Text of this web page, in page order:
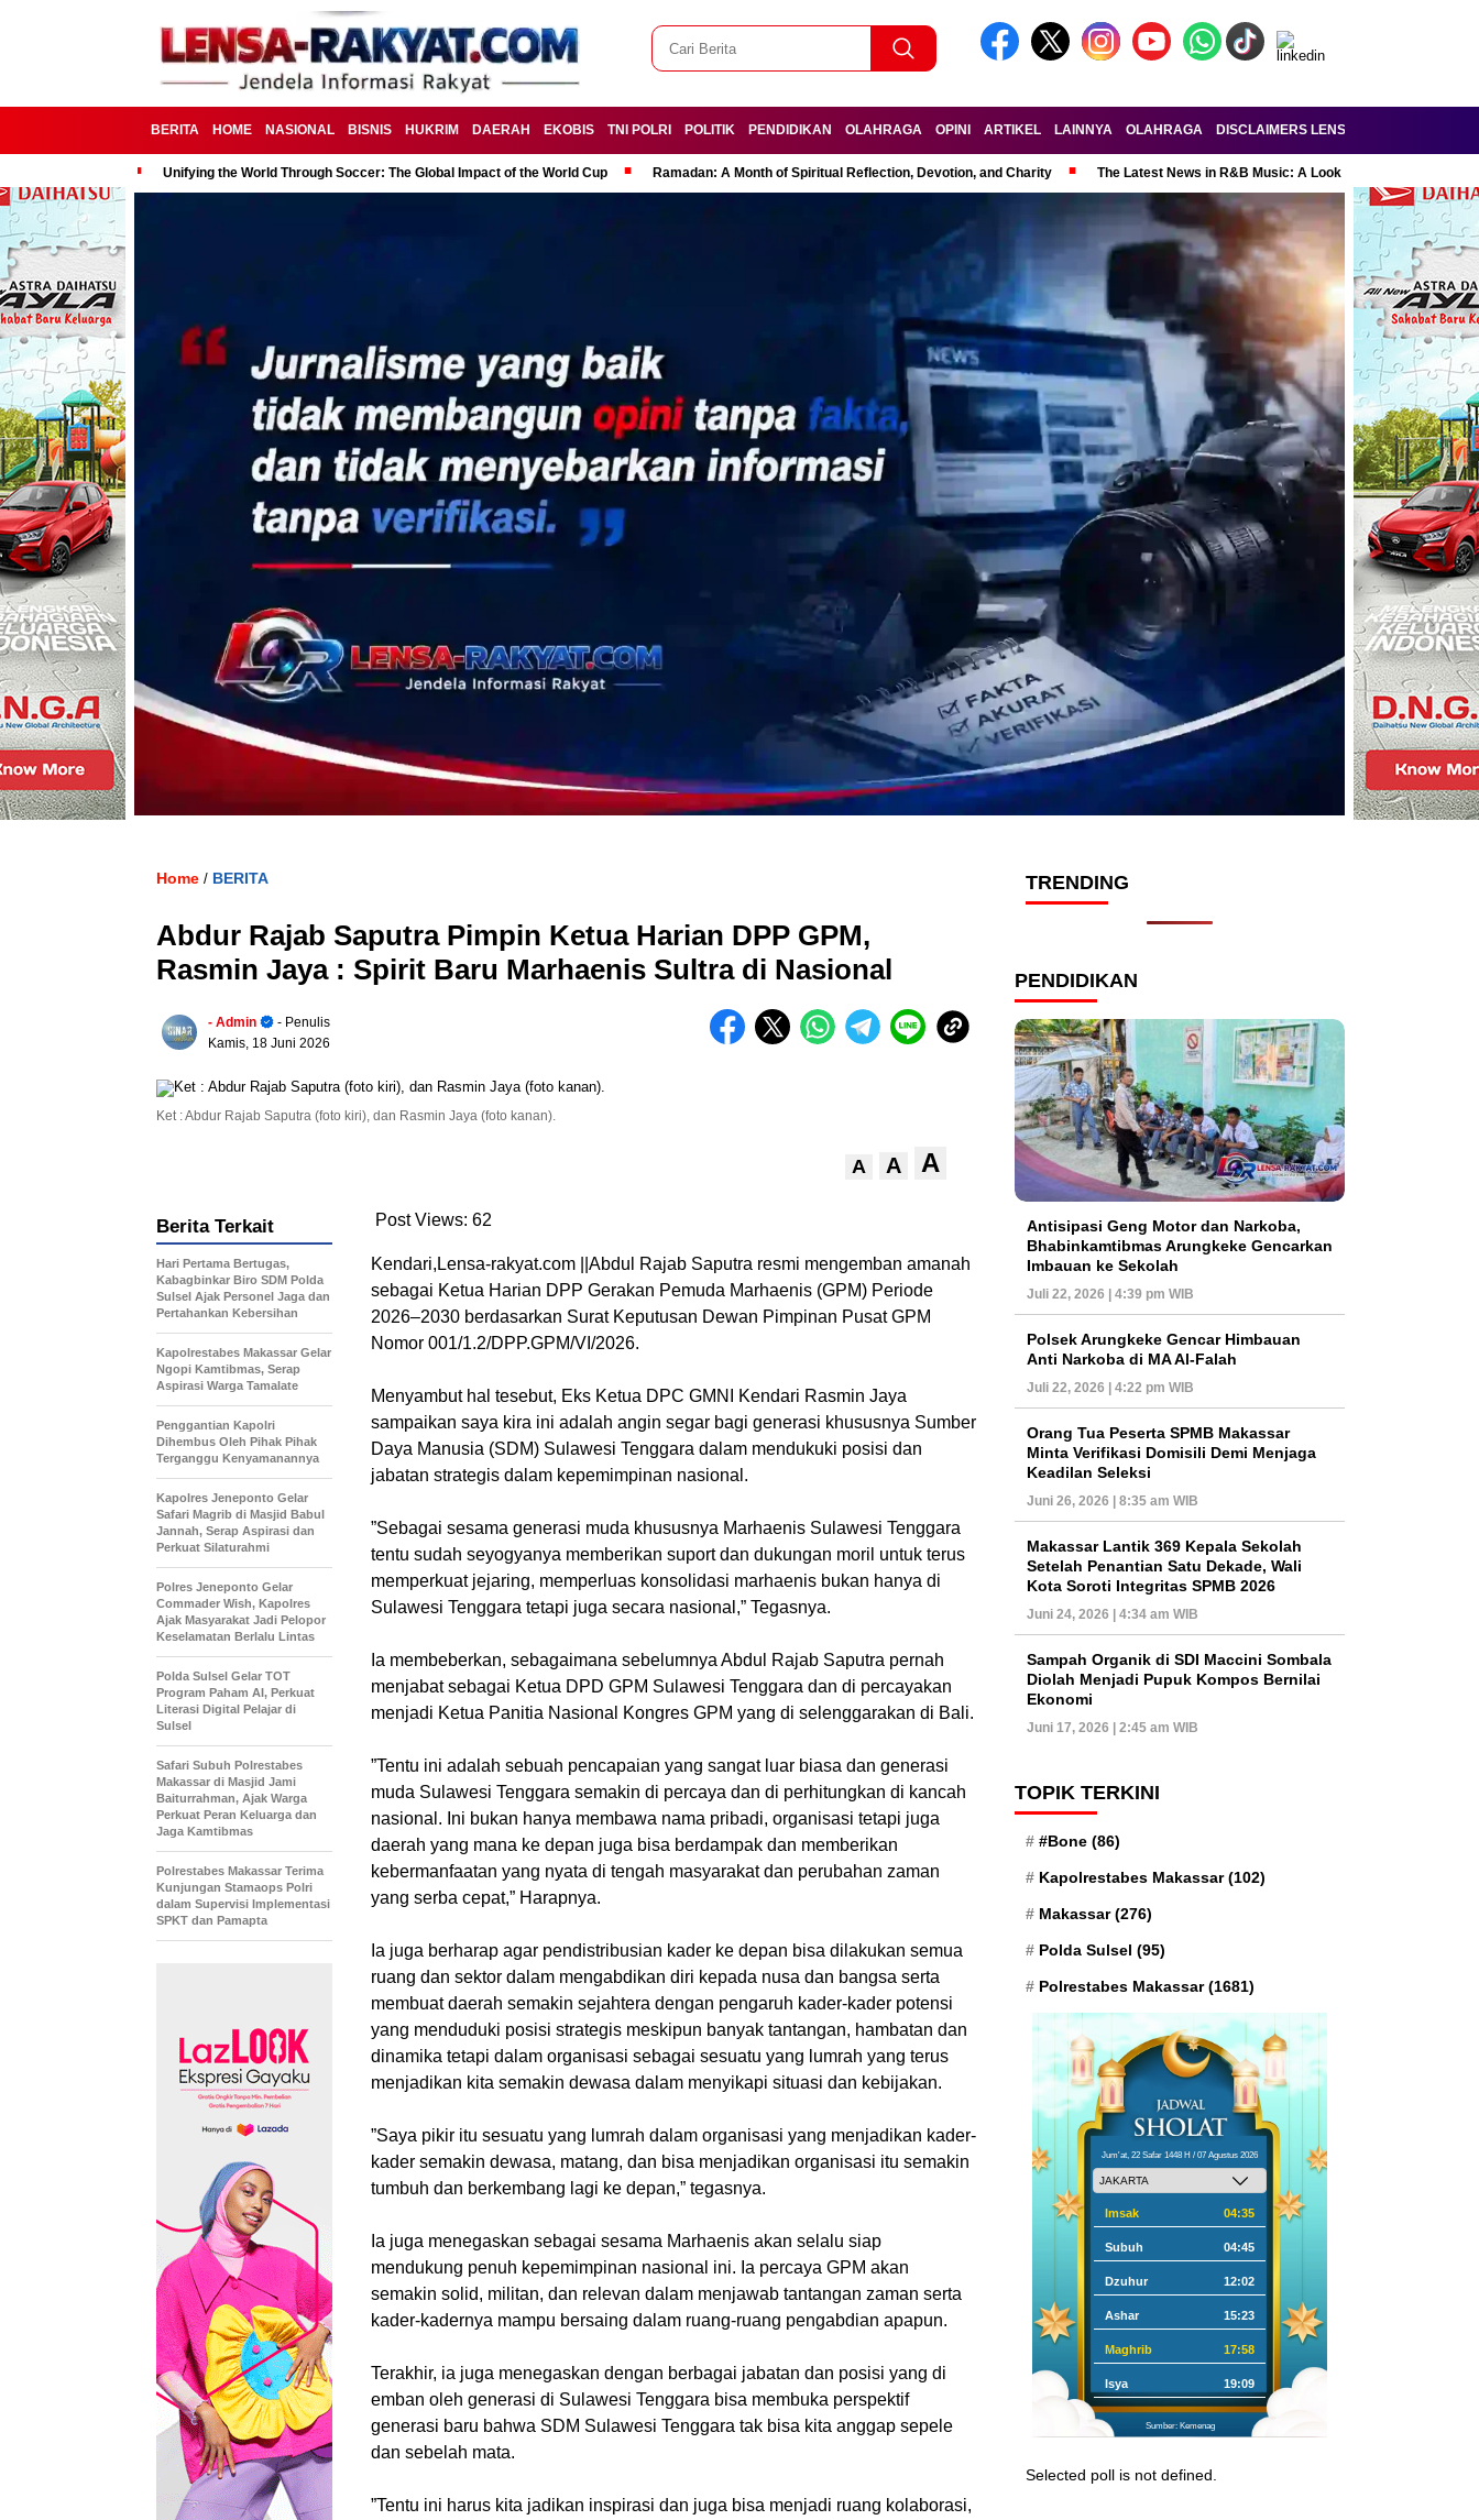
BERITA HOME NASIONAL BISNIS HUKRIM DAERAH EKOBIS TNI POLRI POLITIK PENDIDIKAN OLAHRAGA OPINI ARTIKEL LAINNYA OLAHRAGA DISCLAIMERS LENSA-RAKYAT.COM
Unifying the World Through Soccer: The Global Impact of the World Cup Ramadan: A Month of Spiritual Reflection, Devotion, and Charity The Latest News in R&B Music: A Look at Super Bowl
Home / BERITA
‎Abdur Rajab Saputra Pimpin Ketua Harian DPP GPM,
Rasmin Jaya : Spirit Baru Marhaenis Sultra di Nasional
- Admin
- Penulis
Kamis, 18 Juni 2026
Ket : Abdur Rajab Saputra (foto kiri), dan Rasmin Jaya (foto kanan).
A A A
Post Views: 62
Kendari,Lensa-rakyat.com ||Abdul Rajab Saputra resmi mengemban amanah
sebagai Ketua Harian DPP Gerakan Pemuda Marhaenis (GPM) Periode
2026–2030 berdasarkan Surat Keputusan Dewan Pimpinan Pusat GPM
Nomor 001/1.2/DPP.GPM/VI/2026.
‎Menyambut hal tesebut, Eks Ketua DPC GMNI Kendari Rasmin Jaya
sampaikan saya kira ini adalah angin segar bagi generasi khususnya Sumber
Daya Manusia (SDM) Sulawesi Tenggara dalam mendukuki posisi dan
jabatan strategis dalam kepemimpinan nasional.
‎”Sebagai sesama generasi muda khususnya Marhaenis Sulawesi Tenggara
tentu sudah seyogyanya memberikan suport dan dukungan moril untuk terus
memperkuat jejaring, memperluas konsolidasi marhaenis bukan hanya di
Sulawesi Tenggara tetapi juga secara nasional,” Tegasnya.
‎Ia membeberkan, sebagaimana sebelumnya Abdul Rajab Saputra pernah
menjabat sebagai Ketua DPD GPM Sulawesi Tenggara dan di percayakan
menjadi Ketua Panitia Nasional Kongres GPM yang di selenggarakan di Bali.
‎”Tentu ini adalah sebuah pencapaian yang sangat luar biasa dan generasi
muda Sulawesi Tenggara semakin di percaya dan di perhitungkan di kancah
nasional. Ini bukan hanya membawa nama pribadi, organisasi tetapi juga
daerah yang mana ke depan juga bisa berdampak dan memberikan
kebermanfaatan yang nyata di tengah masyarakat dan perubahan zaman
yang serba cepat,” Harapnya.
‎Ia juga berharap agar pendistribusian kader ke depan bisa dilakukan semua
ruang dan sektor dalam mengabdikan diri kepada nusa dan bangsa serta
membuat daerah semakin sejahtera dengan pengaruh kader-kader potensi
yang menduduki posisi strategis meskipun banyak tantangan, hambatan dan
dinamika tetapi dalam organisasi sebagai sesuatu yang lumrah yang terus
menjadikan kita semakin dewasa dalam menyikapi situasi dan kebijakan.
‎”Saya pikir itu sesuatu yang lumrah dalam organisasi yang menjadikan kader-
kader semakin dewasa, matang, dan bisa menjadikan organisasi itu semakin
tumbuh dan berkembang lagi ke depan,” tegasnya.
‎Ia juga menegaskan sebagai sesama Marhaenis akan selalu siap
mendukung penuh kepemimpinan nasional ini. Ia percaya GPM akan
semakin solid, militan, dan relevan dalam menjawab tantangan zaman serta
kader-kadernya mampu bersaing dalam ruang-ruang pengabdian apapun.
‎Terakhir, ia juga menegaskan dengan berbagai jabatan dan posisi yang di
emban oleh generasi di Sulawesi Tenggara bisa membuka perspektif
generasi baru bahwa SDM Sulawesi Tenggara tak bisa kita anggap sepele
dan sebelah mata.
‎”Tentu ini harus kita jadikan inspirasi dan juga bisa menjadi ruang kolaborasi,
Berita Terkait
Hari Pertama Bertugas,
Kabagbinkar Biro SDM Polda
Sulsel Ajak Personel Jaga dan
Pertahankan Kebersihan
Kapolrestabes Makassar Gelar
Ngopi Kamtibmas, Serap
Aspirasi Warga Tamalate
Penggantian Kapolri
Dihembus Oleh Pihak Pihak
Terganggu Kenyamanannya
Kapolres Jeneponto Gelar
Safari Magrib di Masjid Babul
Jannah, Serap Aspirasi dan
Perkuat Silaturahmi
Polres Jeneponto Gelar
Commader Wish, Kapolres
Ajak Masyarakat Jadi Pelopor
Keselamatan Berlalu Lintas
Polda Sulsel Gelar TOT
Program Paham AI, Perkuat
Literasi Digital Pelajar di
Sulsel
Safari Subuh Polrestabes
Makassar di Masjid Jami
Baiturrahman, Ajak Warga
Perkuat Peran Keluarga dan
Jaga Kamtibmas
Polrestabes Makassar Terima
Kunjungan Stamaops Polri
dalam Supervisi Implementasi
SPKT dan Pamapta
TRENDING
PENDIDIKAN
Antisipasi Geng Motor dan Narkoba,
Bhabinkamtibmas Arungkeke Gencarkan
Imbauan ke Sekolah
Juli 22, 2026 | 4:39 pm WIB
Polsek Arungkeke Gencar Himbauan
Anti Narkoba di MA Al-Falah
Juli 22, 2026 | 4:22 pm WIB
Orang Tua Peserta SPMB Makassar
Minta Verifikasi Domisili Demi Menjaga
Keadilan Seleksi
Juni 26, 2026 | 8:35 am WIB
Makassar Lantik 369 Kepala Sekolah
Setelah Penantian Satu Dekade, Wali
Kota Soroti Integritas SPMB 2026
Juni 24, 2026 | 4:34 am WIB
Sampah Organik di SDI Maccini Sombala
Diolah Menjadi Pupuk Kompos Bernilai
Ekonomi
Juni 17, 2026 | 2:45 am WIB
TOPIK TERKINI
#Bone (86)
Kapolrestabes Makassar(102)
Makassar(276)
Polda Sulsel (95)
Polrestabes Makassar(1681)
Jum'at, 22 Safar 1448 H / 07 Agustus 2026
Imsak 04:35
Subuh 04:45
Dzuhur 12:02
Ashar 15:23
Maghrib 17:58
Isya 19:09
Sumber: Kemenag
Selected poll is not defined.